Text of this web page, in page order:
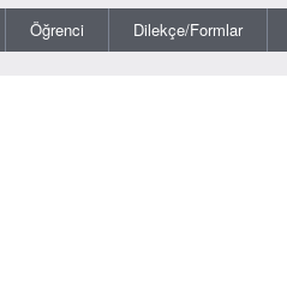
Öğrenci Dilekçe/Formlar